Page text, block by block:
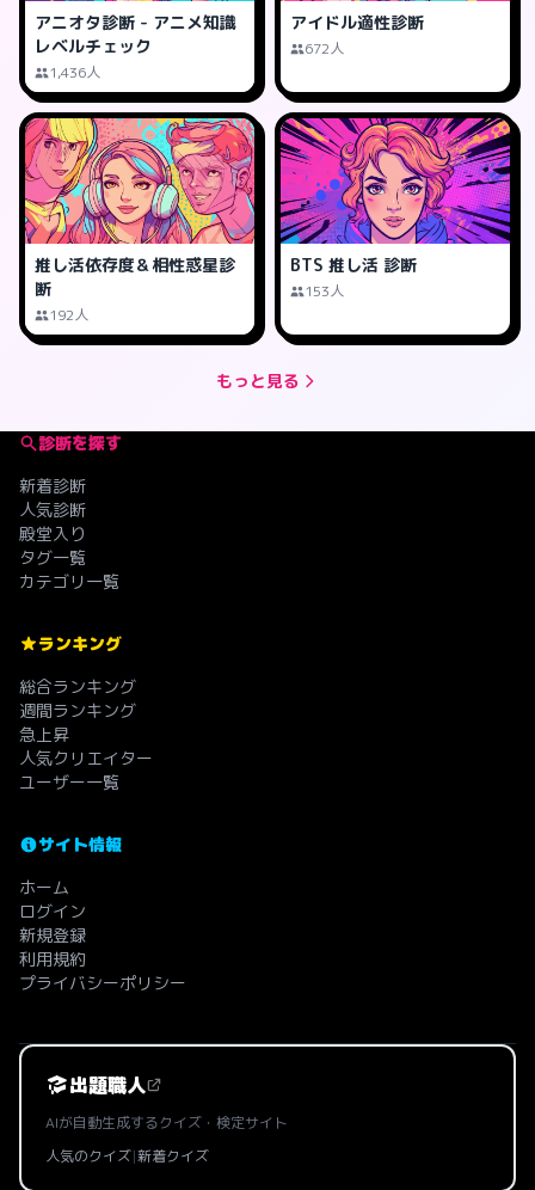
アニオタ診断 - アニメ知識
レベルチェック
1,436人
アイドル適性診断
672人
推し活依存度＆相性惑星診
断
192人
BTS 推し活 診断
153人
もっと見る
診断を探す
新着診断
人気診断
殿堂入り
タグ一覧
カテゴリ一覧
ランキング
総合ランキング
週間ランキング
急上昇
人気クリエイター
ユーザー一覧
サイト情報
ホーム
ログイン
新規登録
利用規約
プライバシーポリシー
出題職人
AIが自動生成するクイズ・検定サイト
人気のクイズ|新着クイズ